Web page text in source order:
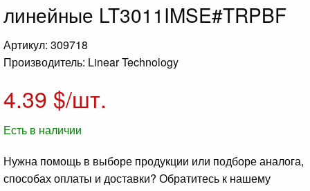
линейные LT3011IMSE#TRPBF
Артикул: 309718
Производитель: Linear Technology
4.39 $/шт.
Есть в наличии
Нужна помощь в выборе продукции или подборе аналога,
способах оплаты и доставки? Обратитесь к нашему